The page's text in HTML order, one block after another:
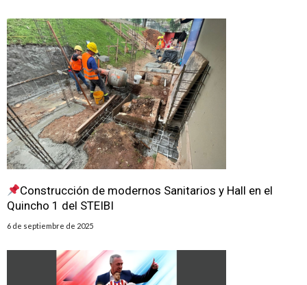
Construcción de modernos Sanitarios y Hall en el
Quincho 1 del STEIBI
6 de septiembre de 2025